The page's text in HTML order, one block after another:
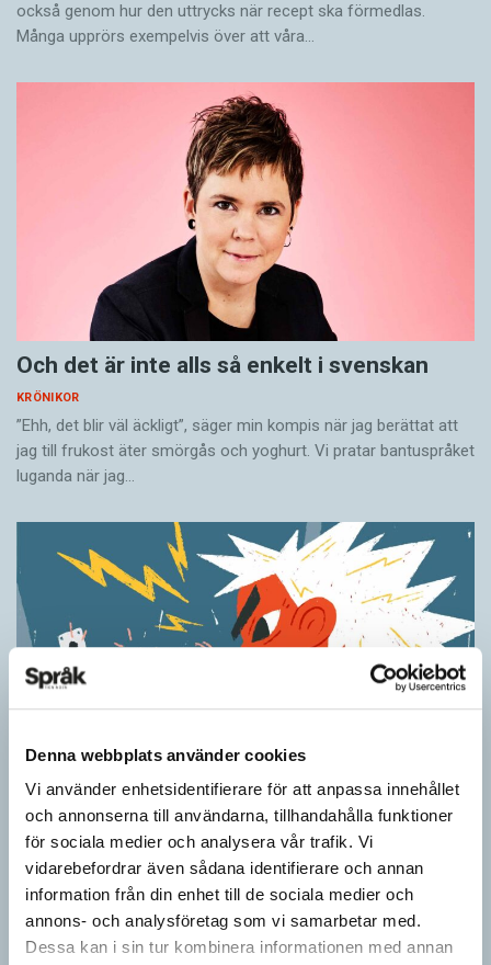
Denna webbplats använder cookies
Vi använder enhetsidentifierare för att anpassa innehållet
och annonserna till användarna, tillhandahålla funktioner
för sociala medier och analysera vår trafik. Vi
vidarebefordrar även sådana identifierare och annan
information från din enhet till de sociala medier och
annons- och analysföretag som vi samarbetar med.
Dessa kan i sin tur kombinera informationen med annan
också genom hur den uttrycks när recept ska förmedlas.
Många upprörs exempelvis över att våra…
Och det är inte alls så enkelt i svenskan
KRÖNIKOR
”Ehh, det blir väl äckligt”, säger min kompis när jag berättat att
jag till frukost äter smörgås och yoghurt. Vi pratar bantuspråket
luganda när jag…
Ordens umgänge avslöjar betydelsen
KRÖNIKOR
”Du kan begripa ett ord genom att titta på vilka det umgås med”
– ungefär så sa den brittiske språkvetaren John Rupert Firth
(1890–1960) om…